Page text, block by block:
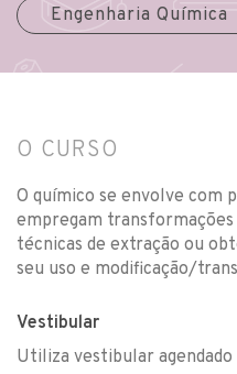
Engenharia Química
O CURSO
O químico se envolve com
empregam
técnicas de extração ou
seu uso e modificação/
Vestibular
Utiliza vestibular agendado